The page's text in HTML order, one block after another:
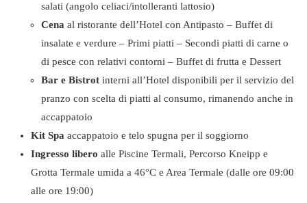
salati (angolo celiaci/intolleranti lattosio)
Cena al ristorante dell’Hotel con Antipasto – Buffet di
insalate e verdure – Primi piatti – Secondi piatti di carne o
di pesce con relativi contorni – Buffet di frutta e Dessert
Bar e Bistrot interni all’Hotel disponibili per il servizio del
pranzo con scelta di piatti al consumo, rimanendo anche in
accappatoio
Kit Spa accappatoio e telo spugna per il soggiorno
Ingresso libero alle Piscine Termali, Percorso Kneipp e
Grotta Termale umida a 46°C e Area Termale (dalle ore 09:00
alle ore 19:00)